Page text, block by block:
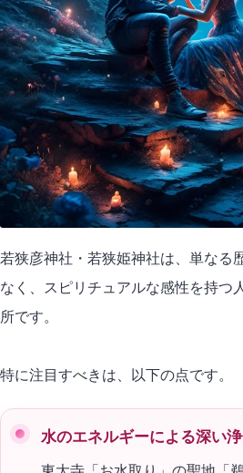
若狭彦神社・若狭姫神社は、単なる
なく、スピリチュアルな感性を持つ
所です。
特に注目すべきは、以下の点です。
水のエネルギーによる深い